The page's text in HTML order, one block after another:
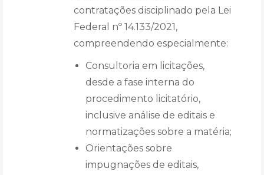
contratações disciplinado pela Lei
Federal nº 14.133/2021,
compreendendo especialmente:
Consultoria em licitações,
desde a fase interna do
procedimento licitatório,
inclusive análise de editais e
normatizações sobre a matéria;
Orientações sobre
impugnações de editais,